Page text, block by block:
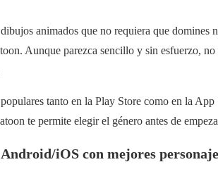
animados que no requiera que domines
Aunque parezca sencillo y sin esfuerzo,
tanto en la Play Store como en la
te permite elegir el género antes de
iOS con mejores